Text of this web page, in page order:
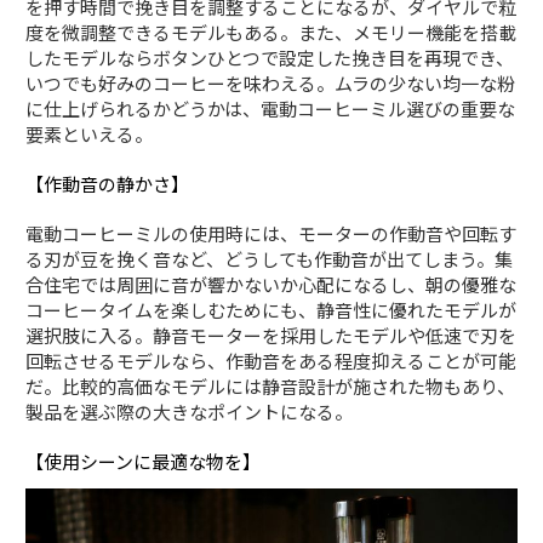
を押す時間で挽き目を調整することになるが、ダイヤルで粒
度を微調整できるモデルもある。また、メモリー機能を搭載
したモデルならボタンひとつで設定した挽き目を再現でき、
いつでも好みのコーヒーを味わえる。ムラの少ない均一な粉
に仕上げられるかどうかは、電動コーヒーミル選びの重要な
要素といえる。
【作動音の静かさ】
電動コーヒーミルの使用時には、モーターの作動音や回転す
る刃が豆を挽く音など、どうしても作動音が出てしまう。集
合住宅では周囲に音が響かないか心配になるし、朝の優雅な
コーヒータイムを楽しむためにも、静音性に優れたモデルが
選択肢に入る。静音モーターを採用したモデルや低速で刃を
回転させるモデルなら、作動音をある程度抑えることが可能
だ。比較的高価なモデルには静音設計が施された物もあり、
製品を選ぶ際の大きなポイントになる。
【使用シーンに最適な物を】